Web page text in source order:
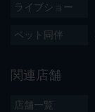
ライブショー
ペット同伴
関連店舗
店舗一覧